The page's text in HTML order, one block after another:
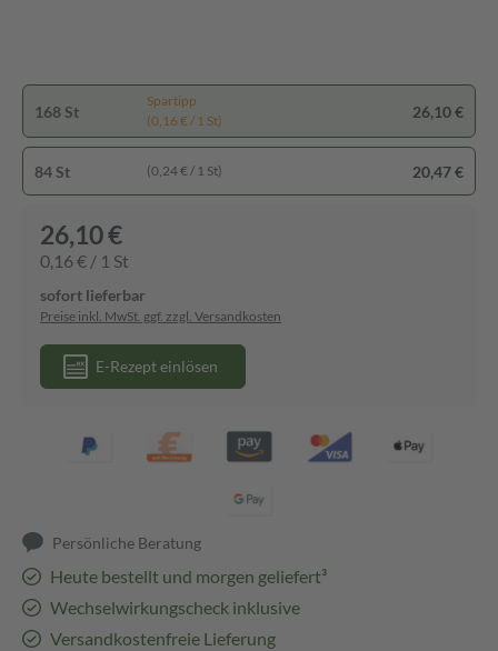
168 St
Spartipp
(0,16 € / 1 St)
26,10 €
84 St (0,24 € / 1 St) 20,47 €
26,10 €
0,16 € / 1 St
sofort lieferbar
Preise inkl. MwSt. ggf. zzgl. Versandkosten
E-Rezept einlösen
Persönliche Beratung
Heute bestellt und morgen geliefert³
Wechselwirkungscheck inklusive
Versandkostenfreie Lieferung